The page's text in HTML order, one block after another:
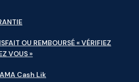
OU REMBOURSÉ « VÉRIFIEZ
VOUS »
Cash Lik